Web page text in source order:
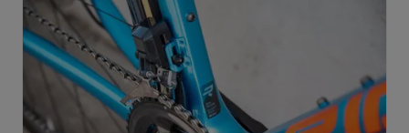
câbles sont complètement dissimulés à l’abri du vent
et de votre regard, rien ne dépasse sur votre vélo qui
vous fait gagner de la vitesse.
Téléchargez le manuel ici pour savoir comment guider
correctement tous les câbles à travers les